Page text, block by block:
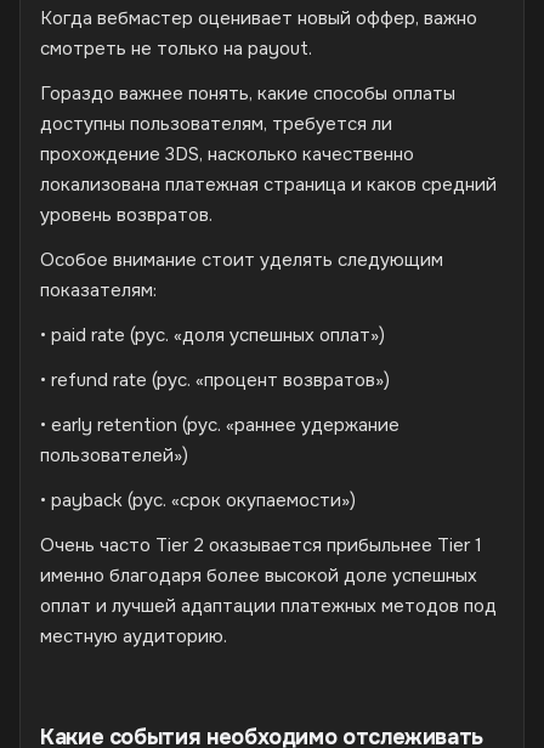
Когда вебмастер оценивает новый оффер, важно
смотреть не только на payout.
Гораздо важнее понять, какие способы оплаты
доступны пользователям, требуется ли
прохождение 3DS, насколько качественно
локализована платежная страница и каков средний
уровень возвратов.
Особое внимание стоит уделять следующим
показателям:
• paid rate (рус. «доля успешных оплат»)
• refund rate (рус. «процент возвратов»)
• early retention (рус. «раннее удержание
пользователей»)
• payback (рус. «срок окупаемости»)
Очень часто Tier 2 оказывается прибыльнее Tier 1
именно благодаря более высокой доле успешных
оплат и лучшей адаптации платежных методов под
местную аудиторию.
Какие события необходимо отслеживать